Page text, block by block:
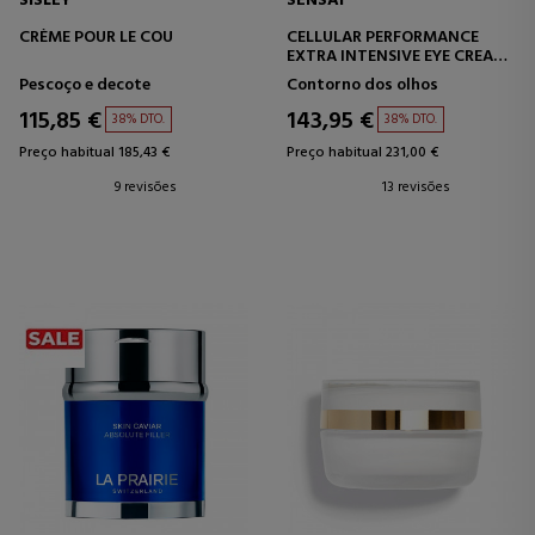
CRÈME POUR LE COU
Pescoço e decote
115,85 € 38% DTO.
Preço habitual 185,43 €
9 revisões
CELLULAR PERFORMANCE
EXTRA INTENSIVE EYE CREAM
CREME
ANTIENVELHECIMENTO
INTENSIVO PARA O
CONTORNO DOS OLHOS
Contorno dos olhos
143,95 € 38% DTO.
Preço habitual 231,00 €
13 revisões